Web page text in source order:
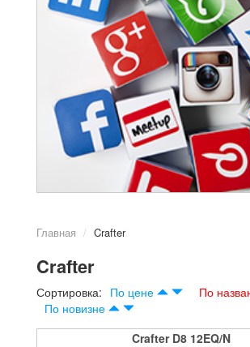
Главная Crafter
Crafter
Сортировка: По цене
По
По новизне
Crafter D8 12EQ/N